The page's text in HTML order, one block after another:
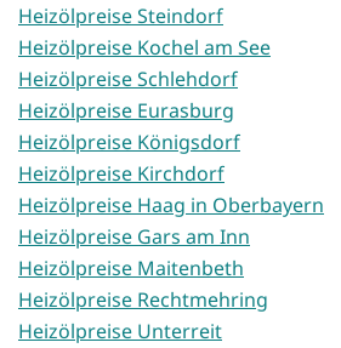
Heizölpreise Steindorf
Heizölpreise Kochel am See
Heizölpreise Schlehdorf
Heizölpreise Eurasburg
Heizölpreise Königsdorf
Heizölpreise Kirchdorf
Heizölpreise Haag in Oberbayern
Heizölpreise Gars am Inn
Heizölpreise Maitenbeth
Heizölpreise Rechtmehring
Heizölpreise Unterreit